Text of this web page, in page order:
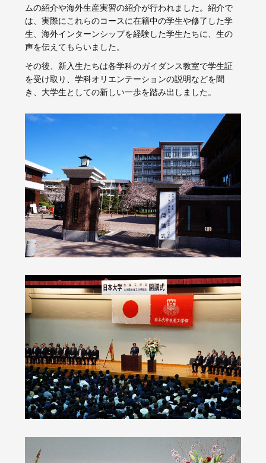
ムの紹介や海外生産実習の紹介が行われました。紹介で
は、実際にこれらのコースに在籍中の学生や修了した学
生、海外インターンシップを経験した学生たちに、生の
声を伝えてもらいました。
その後、新入生たちは各学科のガイダンス教室で学生証
を受け取り、学科オリエンテーションの説明などを聞
き、大学生としての新しい一歩を踏み出しました。